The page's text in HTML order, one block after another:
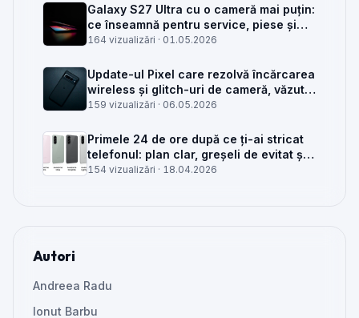
Galaxy S27 Ultra cu o cameră mai puțin:
ce înseamnă pentru service, piese și
client
164 vizualizări · 01.05.2026
Update-ul Pixel care rezolvă încărcarea
wireless și glitch-uri de cameră, văzut
din service
159 vizualizări · 06.05.2026
Primele 24 de ore după ce ți-ai stricat
telefonul: plan clar, greșeli de evitat și
când mai merită reparat
154 vizualizări · 18.04.2026
Autori
Andreea Radu
Ionut Barbu